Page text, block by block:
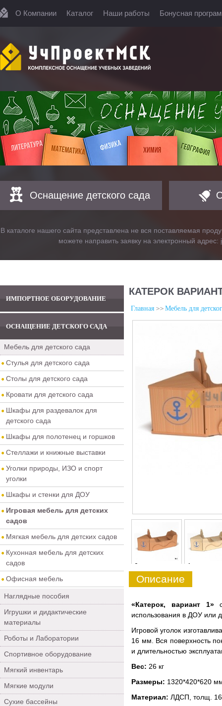
О Компании Каталог Наши работы Бонусная
Оснащение детского сада
В каталоге нашего сайта представлена не вся поставляемая
можете направить заявку на электронный адрес:
ИМПОРТНОЕ ОБОРУДОВАНИЕ
ОСНАЩЕНИЕ ДЕТСКОГО САДА
Мебель для детского сада
Стулья для детского сада
Столы для детского сада
Кровати для детского сада
Шкафы для раздевалок для
детского сада
Шкафы для полотенец и горшков
Стеллажи и книжные выставки
Уголки природы, ИЗО и спорт
уголки
Шкафы и стенки для ДОУ
Игровая мебель для детских
садов
Мягкая мебель для детских садов
Кухонная мебель для детских
садов
Офисная мебель
Наглядные пособия
Игрушки и дидактические
материалы
Роботы и Лаборатории
Спортивное оборудование
Мягкий инвентарь
Мягкие модули
Сухие бассейны
КАТЕРОК
Главная Мебель для
0 1
Описание
«Катерок, вариант 1»
использования в ДОУ или
Игровой уголок
16 мм. Вся поверхность
и длительностью
Вес: 26 кг
Размеры: 1320*420*620
Материал: ЛДСП, толщ.